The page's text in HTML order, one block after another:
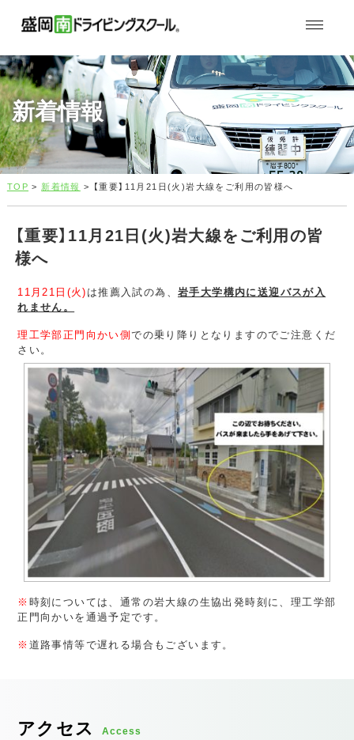
新着情報
TOP > 新着情報 > 【重要】11月21日(火)岩大線をご利用の皆様へ
【重要】11月21日(火)岩大線をご利用の皆
様へ
11月21日(火) は推薦入試の為、 岩手大学構内に送迎バスが入
れません。
理工学部正門向かい側での乗り降りとなりますのでご注意くだ
さい。
※ 時刻については、通常の岩大線の生協出発時刻に、理工学部
正門向かいを通過予定です。
※ 道路事情等で遅れる場合もございます。
アクセス Access